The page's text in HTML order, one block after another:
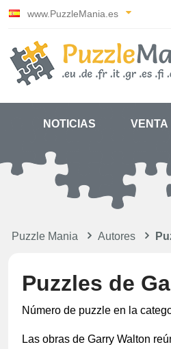
www.PuzzleMania.es
NOTICIAS VENTA
Puzzle Mania Autores
Puzzles de
Número de puzzle en la
Las obras de Garry Walton